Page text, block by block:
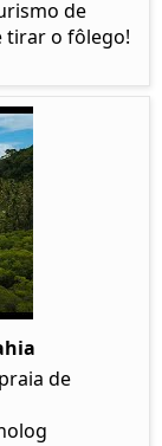
de
tirar o fôlego!
de